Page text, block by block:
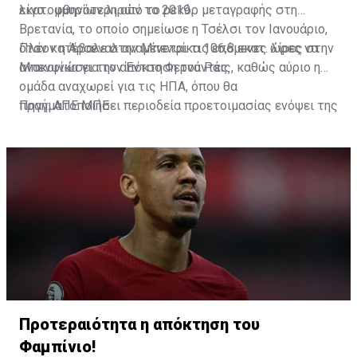
εκατομμυρίων λιρών το 2019.
λίγο... φθηνότερη από το ρεκόρ μεταγραφής στη
Βρετανία, το οποίο σημείωσε η Τσέλσι τον Ιανουάριο,
όταν κατέβαλε στην Μπενφίκα 106,8 εκατ. λίρες στην
Μπενφίκα για τον Έντσο Φερνάντες.
Πλέον η Άρσεναλ αναμένεται τις επόμενες ώρες να
ανακοινώσει την απόκτηση του Ράις, καθώς αύριο η
ομάδα αναχωρεί για τις ΗΠΑ, όπου θα
πραγματοποιήσει περιοδεία προετοιμασίας ενόψει της
Πηγή: ΑΠΕ ΜΠΕ
Προτεραιότητα η απόκτηση του
Φαμπίνιο!